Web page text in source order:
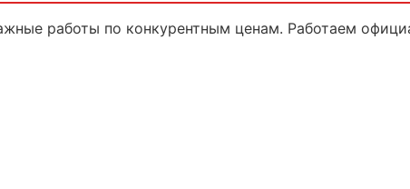
работы по конкурентным ценам. Работаем